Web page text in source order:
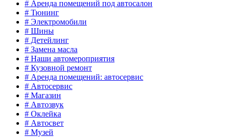
# Аренда помещений под автосалон
# Тюнинг
# Электромобили
# Шины
# Детейлинг
# Замена масла
# Наши автомероприятия
# Кузовной ремонт
# Аренда помещений: автосервис
# Автосервис
# Магазин
# Автозвук
# Оклейка
# Автосвет
# Музей